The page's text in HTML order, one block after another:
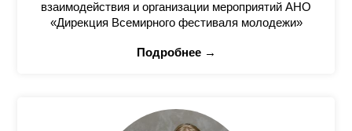
взаимодействия и организации мероприятий АНО
«Дирекция Всемирного фестиваля молодежи»
Подробнее →